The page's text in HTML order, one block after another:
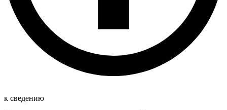
к сведению